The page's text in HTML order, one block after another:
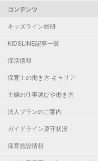
コンテンツ
キッズライン総研
KIDSLINE記事一覧
保活情報
保育士の働き方 キャリア
主婦の仕事選びや働き方
法人プランのご案内
ガイドライン遵守状況
保育施設情報